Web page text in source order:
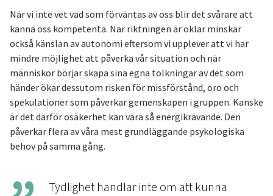
När vi inte vet vad som förväntas av oss blir det svårare att
känna oss kompetenta. När riktningen är oklar minskar
också känslan av autonomi eftersom vi upplever att vi har
mindre möjlighet att påverka vår situation och när
människor börjar skapa sina egna tolkningar av det som
händer ökar dessutom risken för missförstånd, oro och
spekulationer som påverkar gemenskapen i gruppen. Kanske
är det därför osäkerhet kan vara så energikrävande. Den
påverkar flera av våra mest grundläggande psykologiska
behov på samma gång.
Tydlighet handlar inte om att kunna